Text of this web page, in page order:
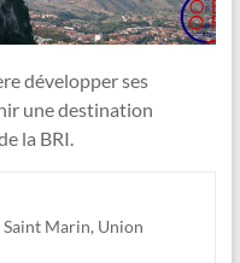
développer ses
une destination
la BRI.
Saint Marin, Union